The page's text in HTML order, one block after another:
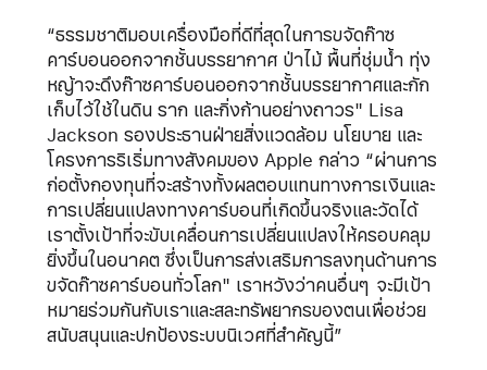
“ธรรมชาติมอบเครื่องมือที่ดีที่สุดในการขจัดก๊าซ
คาร์บอนออกจากชั้นบรรยากาศ ป่าไม้ พื้นที่ชุ่มน้ำ ทุ่ง
หญ้าจะดึงก๊าซคาร์บอนออกจากชั้นบรรยากาศและกัก
เก็บไว้ใช้ในดิน ราก และกิ่งก้านอย่างถาวร" Lisa
Jackson รองประธานฝ่ายสิ่งแวดล้อม นโยบาย และ
โครงการริเริ่มทางสังคมของ Apple กล่าว “ผ่านการ
ก่อตั้งกองทุนที่จะสร้างทั้งผลตอบแทนทางการเงินและ
การเปลี่ยนแปลงทางคาร์บอนที่เกิดขึ้นจริงและวัดได้
เราตั้งเป้าที่จะขับเคลื่อนการเปลี่ยนแปลงให้ครอบคลุม
ยิ่งขึ้นในอนาคต ซึ่งเป็นการส่งเสริมการลงทุนด้านการ
ขจัดก๊าซคาร์บอนทั่วโลก" เราหวังว่าคนอื่นๆ จะมีเป้า
หมายร่วมกันกับเราและสละทรัพยากรของตนเพื่อช่วย
สนับสนุนและปกป้องระบบนิเวศที่สำคัญนี้”